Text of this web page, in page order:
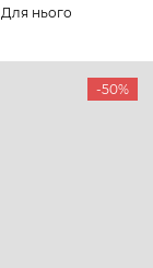
Для нього
-50%